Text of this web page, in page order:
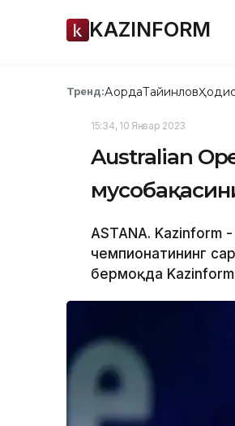
KAZINFORM
Тренд:АқордаТайинлов
15:34, 10 Январ 2023
Australian
ASTANA. Kazinform
чемпионатининг
бермоқда